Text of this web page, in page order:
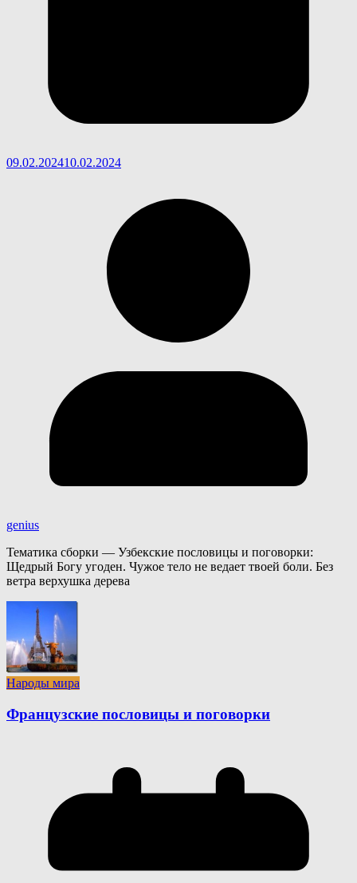
09.02.202410.02.2024
genius
Тематика сборки — Узбекские пословицы и поговорки:
Щедрый Богу угоден. Чужое тело не ведает твоей боли. Без
ветра верхушка дерева
Народы мира
Французские пословицы и поговорки